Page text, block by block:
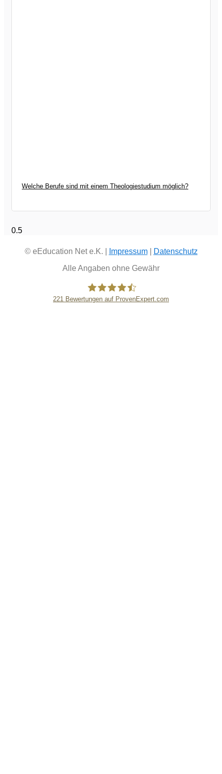
Welche Berufe sind mit einem Theologiestudium möglich?
© eEducation Net e.K. | Impressum|
Datenschutz
Alle Angaben ohne Gewähr
221 Bewertungen auf ProvenExpert.com